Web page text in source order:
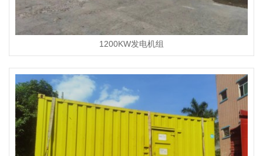
1200KW发电机组